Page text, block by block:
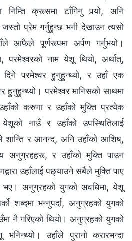
निम्ति क्रूसमा टाँगिनु पर्‍यो, अनि
प्रेम गर्नुहुन्छ भनी देखाउन त्यसो
आफैले पूर्णरूपमा अर्पण गर्नुभयो।
परमेश्‍वरको नाम येशू थियो, अर्थात्,
दिने परमेश्‍वर हुनुहुन्थ्यो, र उहाँ एक
हुनुहुन्थ्यो। परमेश्‍वर मानिसको साथमा
करुणा र उहाँको मुक्ति प्रत्येक
येशूको नाउँ र उहाँको उपस्थितिलाई
शान्ति र आनन्द, अनि उहाँको आशिष्,
अनुग्रहहरू, र उहाँको मुक्ति पाउन
उहाँलाई पछ्याउने सबैले मुक्ति पाए
भए। अनुग्रहको युगको अवधिमा, येशू
शब्दमा भन्नुपर्दा, अनुग्रहको युगको
नै गरिएको थियो। अनुग्रहको युगको
उहाँले पुरानो करारभन्दा